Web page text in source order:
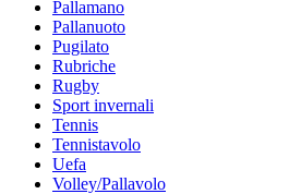
Pallamano
Pallanuoto
Pugilato
Rubriche
Rugby
Sport invernali
Tennis
Tennistavolo
Uefa
Volley/Pallavolo